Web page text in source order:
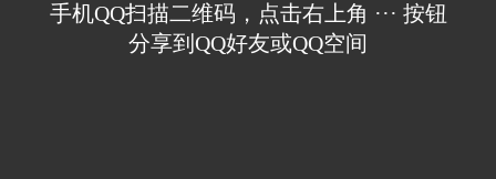
手机QQ扫描二维码，点击右上角 ··· 按钮
分享到QQ好友或QQ空间